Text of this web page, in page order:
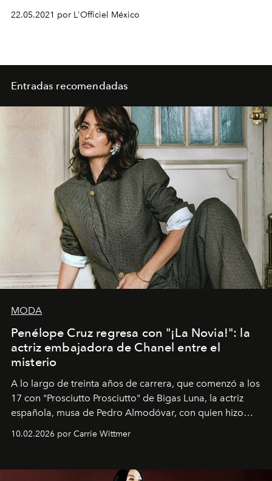
22.05.2021 por L'Officiel México
Entradas recomendadas
MODA
Penélope Cruz regresa con "¡La Novia!": la
actriz embajadora de Chanel entre el
misterio
A lo largo de treinta años de carrera, que comenzó a los
17 con "Prosciutto Prosciutto" de Bigas Luna, la actriz
española, musa de Pedro Almodóvar, con quien hizo
Barcelona", ha dividido su tiempo entre Europa y
dirigida por Maggie Gyllenhaal.
10.02.2026 por Carrie Wittmer